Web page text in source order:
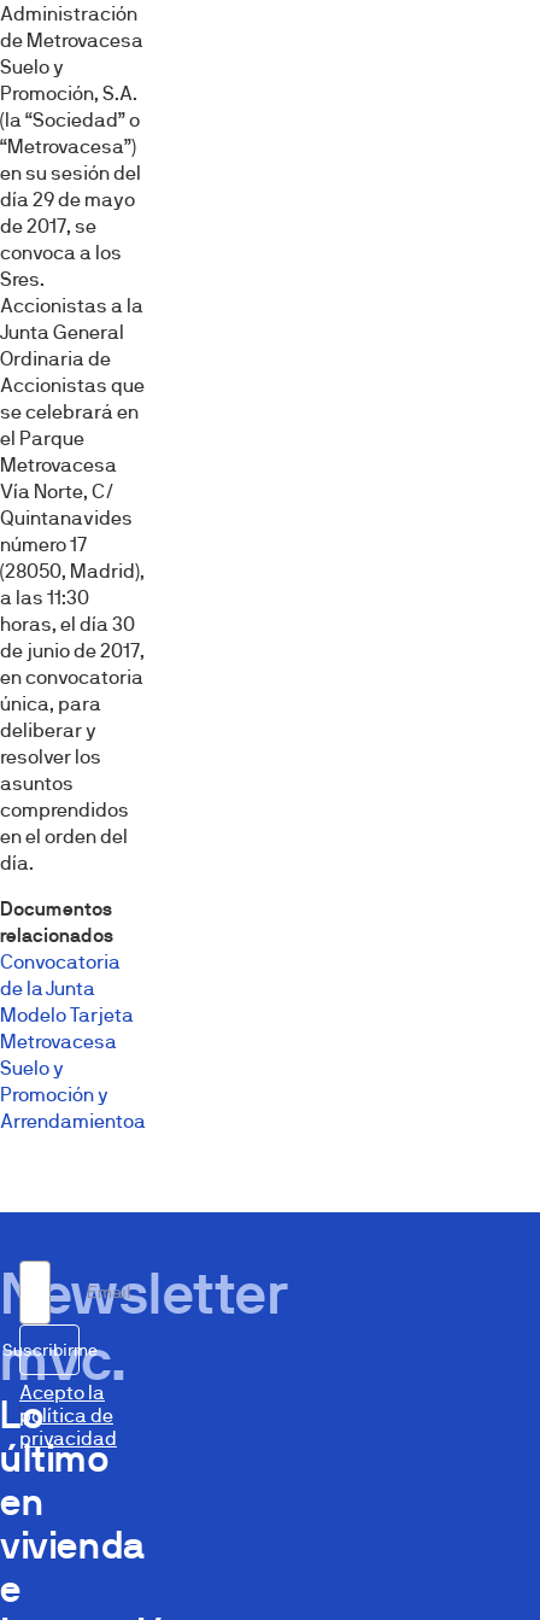
Administración
de Metrovacesa
Suelo y
Promoción, S.A.
(la “Sociedad” o
“Metrovacesa”)
en su sesión del
día 29 de mayo
de 2017, se
convoca a los
Sres.
Accionistas a la
Junta General
Ordinaria de
Accionistas que
se celebrará en
el Parque
Metrovacesa
Vía Norte, C/
Quintanavides
número 17
(28050, Madrid),
a las 11:30
horas, el día 30
de junio de 2017,
en convocatoria
única, para
deliberar y
resolver los
asuntos
comprendidos
en el orden del
día.
Documentos
relacionados
Convocatoria
de la Junta
Modelo Tarjeta
Metrovacesa
Suelo y
Promoción y
Arrendamientoa
Newsletter
mvc.
Lo
último
en
vivienda
e
Email
Suscribirme
Acepto la
política de
privacidad